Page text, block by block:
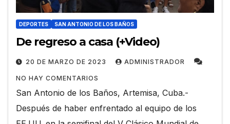
DEPORTES SAN ANTONIO DE LOS BAÑOS
De regreso a casa (+Video)
20 DE MARZO DE 2023 ADMINISTRADOR
NO HAY COMENTARIOS
San Antonio de los Baños, Artemisa, Cuba.-
Después de haber enfrentado al equipo de los